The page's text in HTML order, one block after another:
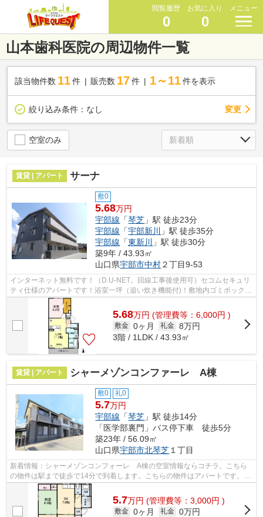
閲覧履歴
0
お気に入り
0
メニュー
山本歯科医院の周辺物件一覧
該当物件数 11件 販売数 17 件 1～11 件を表示
絞り込み条件： なし 変更
空室のみ
賃貸 | アパート サーナ
敷0
5.68万円
宇部線 「琴芝 」駅 徒歩23分
宇部線 「宇部新川
」駅 徒歩35分
宇部線 「東新川
」駅 徒歩30分
築9年 / 43.93㎡
山口県宇部市中村２丁目9-53
インターネット無料です！（D.U-NET。回線工事後使用可）セコムセキュリ
ティ仕様のアパートです！浴室一坪（追い炊き機能付)！敷地内ゴミボックス
有（民間業者回収）
5.68万円 (管理費等：6,000円 )
敷金 0ヶ月 礼金 8万円
3階 / 1LDK / 43.93㎡
賃貸 | アパート シャーメゾンコンファーレ A棟
敷0 礼0
5.7万円
宇部線 「琴芝 」駅 徒歩14分
「医学部裏門」バス停下車 徒歩5分
築23年 / 56.09㎡
山口県宇部市北琴芝 １丁目
新着情報：シャーメゾンコンフォーレ A棟の空室情報ならコチラ。こちら
の物件は駅まで徒歩で14分で到着します。こちらの物件はアパートです。最
上階の物件です。たくさんの物件をご用...
5.7万円 (管理費等：3,000円 )
敷金 0ヶ月 礼金 0万円